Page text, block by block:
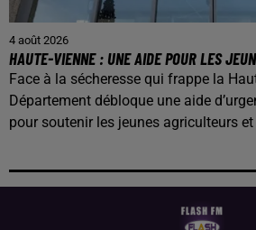
4 août 2026
HAUTE-VIENNE : UNE AIDE POUR LES
Face à la sécheresse qui frappe la
Département débloque une aide
pour soutenir les jeunes agriculteurs et